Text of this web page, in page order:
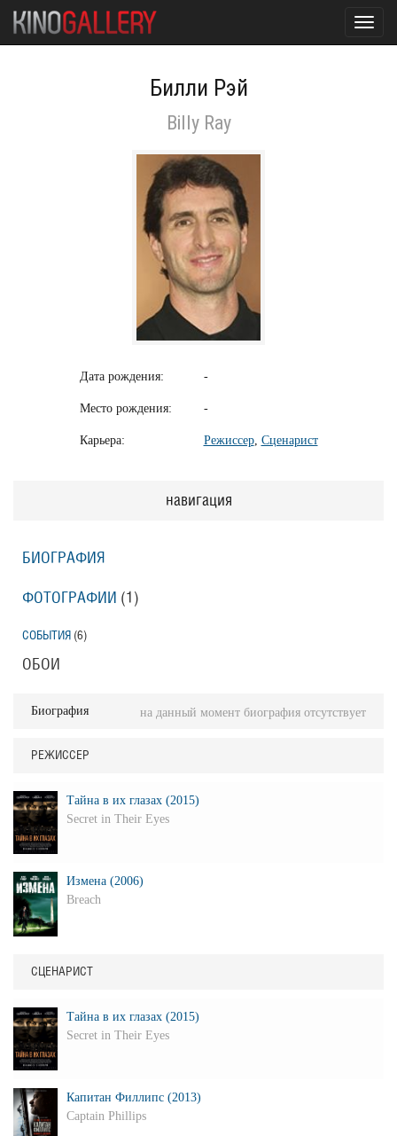
Билли Рэй
Billy Ray
Дата рождения: -
Место рождения: -
Карьера: Режиссер, Сценарист
навигация
БИОГРАФИЯ
ФОТОГРАФИИ (1 )
СОБЫТИЯ (6)
ОБОИ
Биография на данный момент биография отсутствует
РЕЖИССЕР
Тайна в их глазах (2015)
Secret in Their Eyes
Измена (2006)
Breach
СЦЕНАРИСТ
Тайна в их глазах (2015)
Secret in Their Eyes
Капитан Филлипс (2013)
Captain Phillips